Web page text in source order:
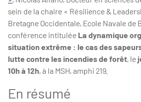
sein de la chaire « Résilience &
Bretagne Occidentale, Ecole Navale de
conférence intitulée La dynamique
situation extrême : le cas des
lutte contre les incendies de forêt, le
10h à 12h, à la MSH, amphi 219.
En résumé